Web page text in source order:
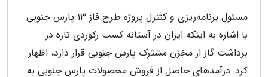
مسئول برنامه‌ریزی و کنترل پروژه طرح فاز ۱۳ پارس جنوبی
با اشاره به اینکه ایران در آستانه کسب رکوردی تازه در
برداشت گاز از مخزن مشترک پارس جنوبی قرار دارد، اظهار
کرد: درآمدهای حاصل از فروش محصولات پارس جنوبی به